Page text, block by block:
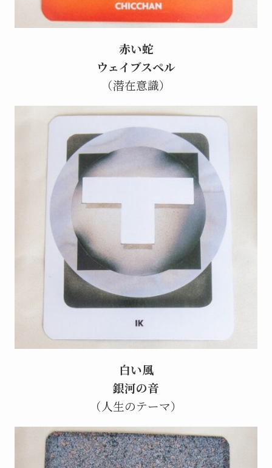
赤い蛇
ウェイブスペル
（潜在意識）
白い風
銀河の音
（人生のテーマ）